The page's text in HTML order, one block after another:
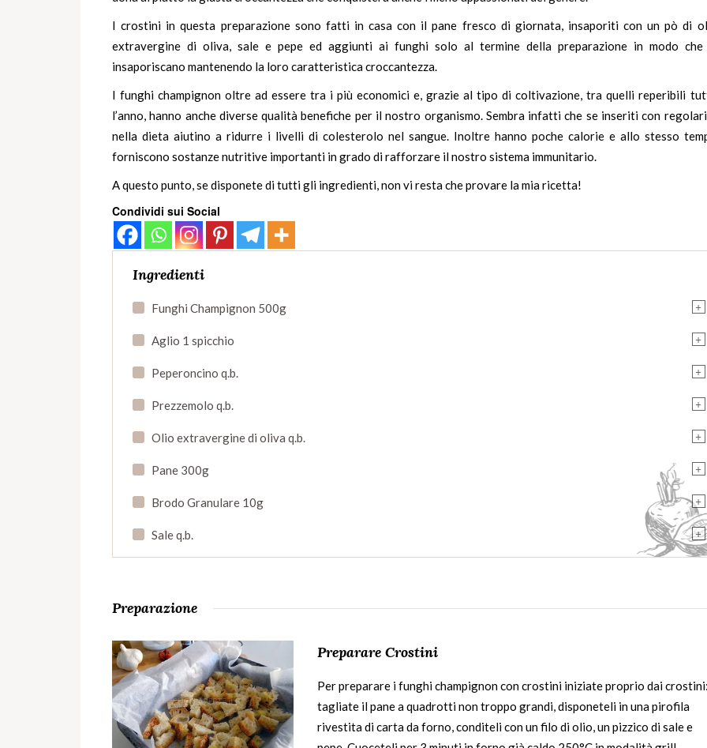
I crostini in questa preparazione sono fatti in casa con il pane fresco di giornata, insaporiti con un pò di
extravergine di oliva, sale e pepe ed aggiunti ai funghi solo al termine della preparazione in modo che
insaporiscano mantenendo la loro caratteristica croccantezza.
I funghi champignon oltre ad essere tra i più economici e, grazie al tipo di coltivazione, tra quelli reperibili
l’anno, hanno anche diverse qualità benefiche per il nostro organismo. Sembra infatti che se inseriti con
nella dieta aiutino a ridurre i livelli di colesterolo nel sangue. Inoltre hanno poche calorie e allo stesso
forniscono sostanze nutritive importanti in grado di rafforzare il nostro sistema immunitario.
A questo punto, se disponete di tutti gli ingredienti, non vi resta che provare la mia ricetta!
Condividi sui Social
Ingredienti
+
Funghi Champignon 500g
+
Aglio 1 spicchio
+
Peperoncino q.b.
+
Prezzemolo q.b.
+
Olio extravergine di oliva q.b.
+
Pane 300g
+
Brodo Granulare 10g
+
Sale q.b.
Preparazione
Preparare Crostini
Per preparare i funghi champignon con crostini iniziate proprio dai
tagliate il pane a quadrotti non troppo grandi, disponeteli in una pirofila
rivestita di carta da forno, conditeli con un filo di olio, un pizzico di sale e